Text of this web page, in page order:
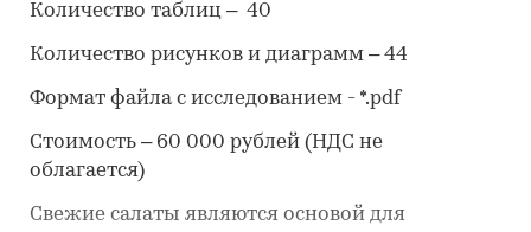
Количество таблиц – 40
Количество рисунков и диаграмм – 44
Формат файла с исследованием - *.pdf
Стоимость – 60 000 рублей (НДС не
облагается)
Свежие салаты являются основой для